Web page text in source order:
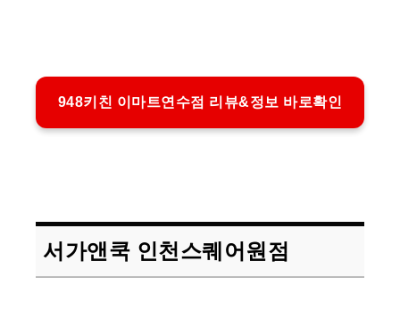
948키친 이마트연수점 리뷰&정보 바로확인
서가앤쿡 인천스퀘어원점